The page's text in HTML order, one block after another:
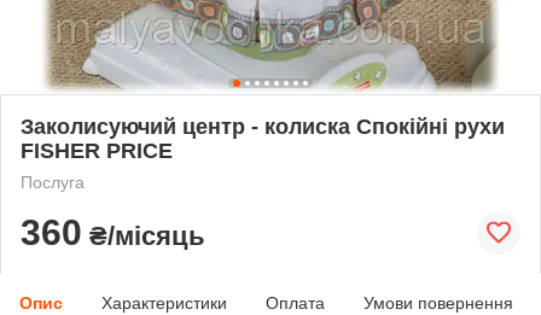
Заколисуючий центр - колиска Спокійні рухи
FISHER PRICE
Послуга
360 ₴/місяць
Опис Характеристики Оплата Умови повернення